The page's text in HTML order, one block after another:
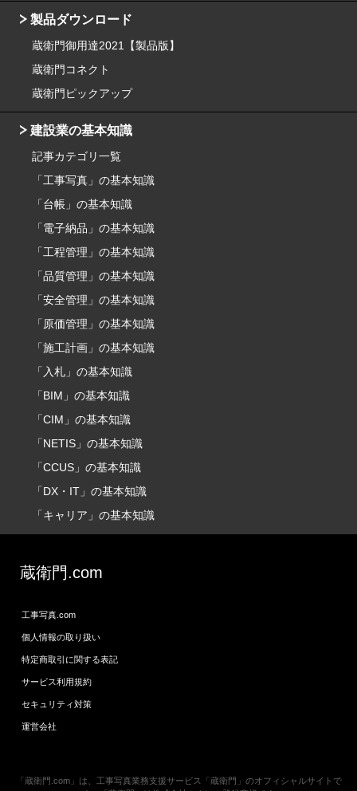
製品ダウンロード
蔵衛門御用達2021【製品版】
蔵衛門コネクト
蔵衛門ピックアップ
建設業の基本知識
記事カテゴリ一覧
「工事写真」の基本知識
「台帳」の基本知識
「電子納品」の基本知識
「工程管理」の基本知識
「品質管理」の基本知識
「安全管理」の基本知識
「原価管理」の基本知識
「施工計画」の基本知識
「入札」の基本知識
「BIM」の基本知識
「CIM」の基本知識
「NETIS」の基本知識
「CCUS」の基本知識
「DX・IT」の基本知識
「キャリア」の基本知識
蔵衛門.com
工事写真.com
個人情報の取り扱い
特定商取引に関する表記
サービス利用規約
セキュリティ対策
運営会社
「蔵衛門.com」は、工事写真業務支援サービス「蔵衛門」のオフィシャルサイトで